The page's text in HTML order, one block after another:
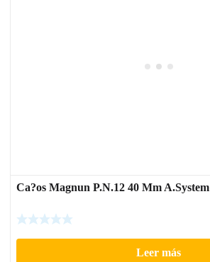
Ca?os Magnun P.N.12 40 Mm A.System
Leer más